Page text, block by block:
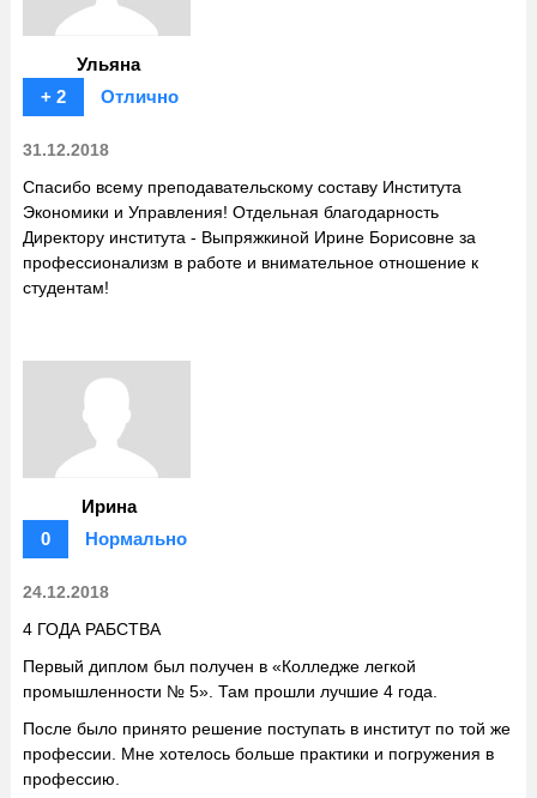
Ульяна
+ 2
Отлично
31.12.2018
Спасибо всему преподавательскому составу Института
Экономики и Управления! Отдельная благодарность
Директору института - Выпряжкиной Ирине Борисовне за
профессионализм в работе и внимательное отношение к
студентам!
Ирина
0
Нормально
24.12.2018
4 ГОДА РАБСТВА
Первый диплом был получен в «Колледже легкой
промышленности № 5». Там прошли лучшие 4 года.
После было принято решение поступать в институт по той же
профессии. Мне хотелось больше практики и погружения в
профессию.